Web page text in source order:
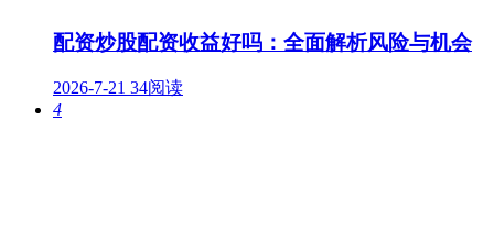
配资炒股配资收益好吗：全面解析风险与机会
2026-7-21 34阅读
4